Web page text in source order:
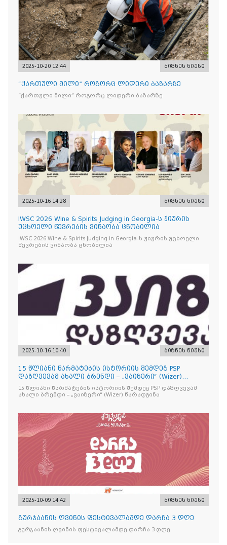
2025-10-20 12:44 ბიზნეს ნიუსი
“ქართული მილი” როგორც ლიდერი ბაზარზე
“ქართული მილი” როგორც ლიდერი ბაზარზე
2025-10-16 14:28 ბიზნეს ნიუსი
IWSC 2026 Wine & Spirits Judging in Georgia-ს ჟიურის
უცხოელი წევრების ვინაობა ცნობილია
IWSC 2026 Wine & Spirits Judging in Georgia-ს ჟიურის უცხოელი
წევრების ვინაობა ცნობილია
2025-10-16 10:40 ბიზნეს ნიუსი
15 წლიანი წარმატების ისტორიის შემდეგ PSP
დაზღვევამ ახალი ბრენდი – „ვაიზერი“ (Wizer)
წარადგინა
15 წლიანი წარმატების ისტორიის შემდეგ PSP დაზღვევამ
ახალი ბრენდი – „ვაიზერი“ (Wizer) წარადგინა
2025-10-09 14:42 ბიზნეს ნიუსი
გურჯაანის ღვინის ფესტივალამდე დარჩა 3 დღე
გურჯაანის ღვინის ფესტივალამდე დარჩა 3 დღე